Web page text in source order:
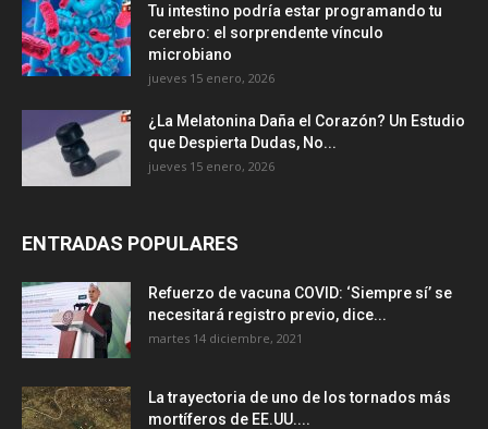
Tu intestino podría estar programando tu
cerebro: el sorprendente vínculo
microbiano
jueves 15 enero, 2026
¿La Melatonina Daña el Corazón? Un Estudio
que Despierta Dudas, No...
jueves 15 enero, 2026
ENTRADAS POPULARES
Refuerzo de vacuna COVID: ‘Siempre sí’ se
necesitará registro previo, dice...
martes 14 diciembre, 2021
La trayectoria de uno de los tornados más
mortíferos de EE.UU....